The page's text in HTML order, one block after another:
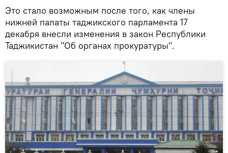
Это стало возможным после того, как члены
нижней палаты таджикского парламента 17
декабря внесли изменения в закон Республики
Таджикистан "Об органах прокуратуры".